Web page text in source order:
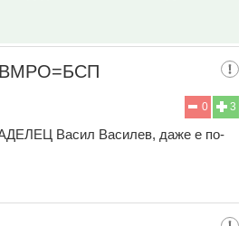
3
0
Васил Василев, даже е по-